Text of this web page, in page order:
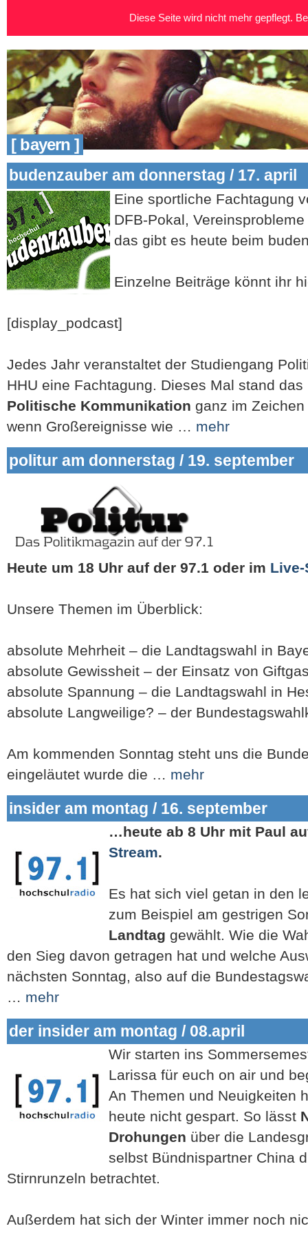
[ bayern ]
budenzauber am donnerstag / 17. april
Eine sportliche Fachtagung
DFB-Pokal,
das gibt es heute beim
Einzelne Beiträge könnt ihr
[display_podcast]
Jedes Jahr veranstaltet der Studiengang
HHU eine Fachtagung. Dieses Mal stand das
Politische Kommunikation ganz im
wenn Großereignisse wie … mehr
politur am donnerstag / 19. september
Heute um 18 Uhr auf der 97.1 oder im Live-
Unsere Themen im Überblick:
absolute Mehrheit – die Landtagswahl in
absolute Gewissheit – der Einsatz von
absolute Spannung – die Landtagswahl in
absolute Langweilige? – der
Am kommenden Sonntag steht uns die
eingeläutet wurde die … mehr
insider am montag / 16. september
…heute ab 8 Uhr mit Paul
Stream.
Es hat sich viel getan in den
zum Beispiel am gestrigen
Landtag gewählt. Wie die
den Sieg davon getragen hat und welche
nächsten Sonntag, also auf die
… mehr
der insider am montag / 08.april
Wir starten ins
Larissa für euch on air und
An Themen und Neuigkeiten
heute nicht gespart. So lässt
Drohungen über die
selbst Bündnispartner China
Stirnrunzeln betrachtet.
Außerdem hat sich der Winter immer noch
Diese Seite wird nicht mehr gepflegt.